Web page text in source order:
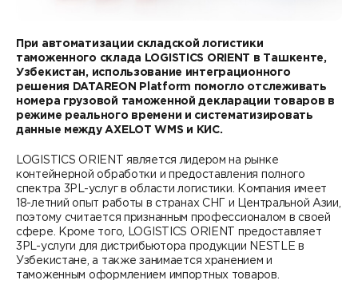
СМИ о нас
знаниям
Учебные курсы DATAREON
Техническая поддержка
Старт с Вендором
Партнерство с DATAREON
Партнеры DATAREON
Центр экспертизы
Статьи
Книги DATAREON
Вебинары
При автоматизации складской логистики
таможенного склада LOGISTICS ОRIENT в Ташкенте,
Узбекистан, использование интеграционного
решения DATAREON Platform помогло отслеживать
номера грузовой таможенной декларации товаров в
режиме реального времени и систематизировать
данные между AXELOT WMS и КИС.
LOGISTICS ОRIENT является лидером на рынке
контейнерной обработки и предоставления полного
спектра 3PL-услуг в области логистики. Компания имеет
18-летний опыт работы в странах СНГ и Центральной Азии,
поэтому считается признанным профессионалом в своей
сфере. Кроме того, LOGISTICS ОRIENT предоставляет
3PL-услуги для дистрибьютора продукции NESTLE в
Узбекистане, а также занимается хранением и
таможенным оформлением импортных товаров.